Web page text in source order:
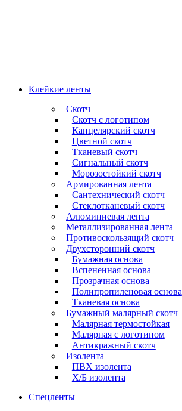
Клейкие ленты
Скотч
Скотч с логотипом
Канцелярский скотч
Цветной скотч
Тканевый скотч
Сигнальный скотч
Морозостойкий скотч
Армированная лента
Сантехнический скотч
Стеклотканевый скотч
Алюминиевая лента
Металлизированная лента
Противоскользящий скотч
Двухсторонний скотч
Бумажная основа
Вспененная основа
Прозрачная основа
Полипропиленовая основа
Тканевая основа
Бумажный малярный скотч
Малярная термостойкая
Малярная с логотипом
Антикражный скотч
Изолента
ПВХ изолента
Х/Б изолента
Спецленты